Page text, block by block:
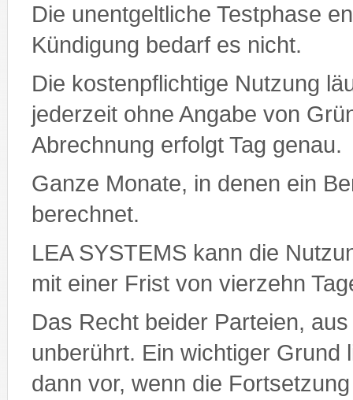
Die unentgeltliche Testphase
Kündigung bedarf es nicht.
Die kostenpflichtige Nutzung
jederzeit ohne Angabe von
Abrechnung erfolgt Tag genau.
Ganze Monate, in denen ein
berechnet.
LEA SYSTEMS kann die
mit einer Frist von vierzehn
Das Recht beider Parteien,
unberührt. Ein wichtiger Grund
dann vor, wenn die